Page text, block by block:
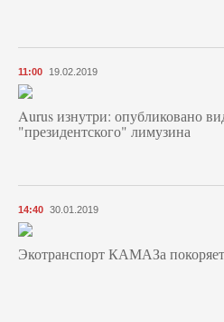
11:00 19.02.2019
Aurus изнутри: опубликовано
"президентского" лимузина
14:40 30.01.2019
Экотранспорт КАМАЗа